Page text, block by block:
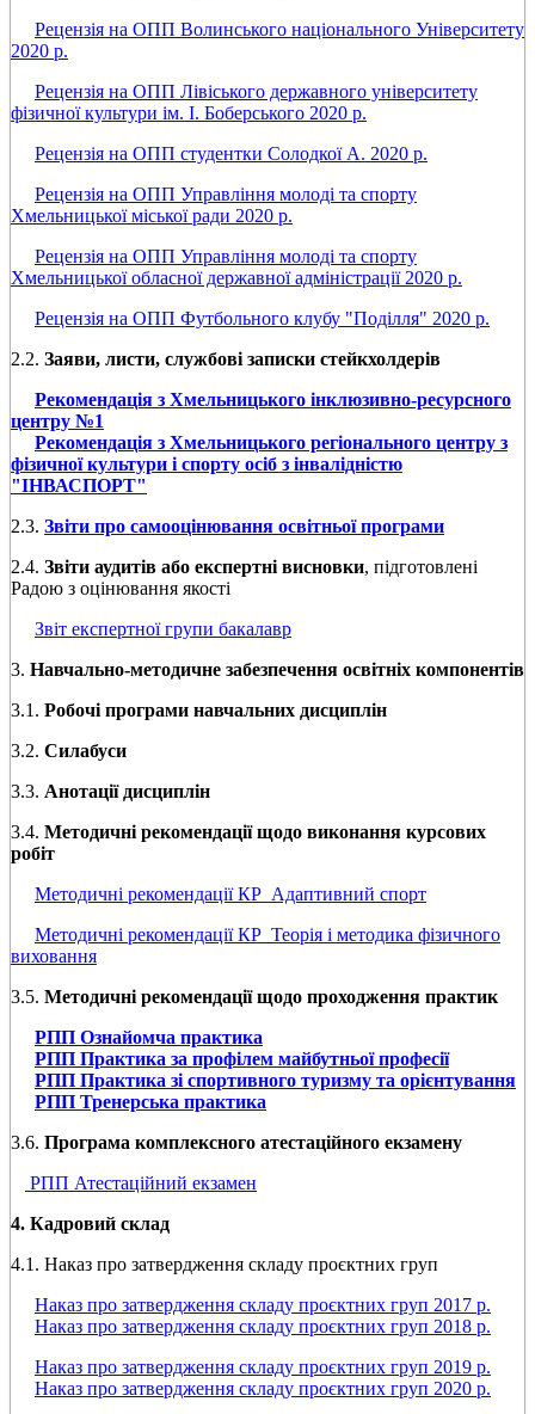
Рецензія на ОПП Волинського національного Університету
2020 р.
Рецензія на ОПП Лівіського державного університету
фізичної культури ім. І. Боберського 2020 р.
Рецензія на ОПП студентки Солодкої А. 2020 р.
Рецензія на ОПП Управління молоді та спорту
Хмельницької міської ради 2020 р.
Рецензія на ОПП Управління молоді та спорту
Хмельницької обласної державної адміністрації 2020 р.
Рецензія на ОПП Футбольного клубу "Поділля" 2020 р.
2.2. Заяви, листи, службові записки стейкхолдерів
Рекомендація з Хмельницького інклюзивно-ресурсного
центру №1
Рекомендація з Хмельницького регіонального центру з
фізичної культури і спорту осіб з інвалідністю
"ІНВАСПОРТ"
2.3. Звіти про самооцінювання освітньої програми
2.4. Звіти аудитів або експертні висновки, підготовлені
Радою з оцінювання якості
Звіт експертної групи бакалавр
3. Навчально-методичне забезпечення освітніх компонентів
3.1. Робочі програми навчальних дисциплін
3.2. Силабуси
3.3. Анотації дисциплін
3.4. Методичні рекомендації щодо виконання курсових
робіт
Методичні рекомендації КР_Адаптивний спорт
Методичні рекомендації КР_Теорія і методика фізичного
виховання
3.5. Методичні рекомендації щодо проходження практик
РПП Ознайомча практика
РПП Практика за профілем майбутньої професії
РПП Практика зі спортивного туризму та орієнтування
РПП Тренерська практика
3.6. Програма комплексного атестаційного екзамену
РПП Атестаційний екзамен
4. Кадровий склад
4.1. Наказ про затвердження складу проєктних груп
Наказ про затвердження складу проєктних груп 2017 р.
Наказ про затвердження складу проєктних груп 2018 р.
Наказ про затвердження складу проєктних груп 2019 р.
Наказ про затвердження складу проєктних груп 2020 р.